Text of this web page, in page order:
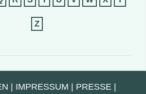
Z
| IMPRESSUM | PRESSE |